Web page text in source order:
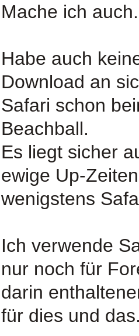
Mache ich auch.
Habe auch
Download an
Safari schon
Beachball.
Es liegt sicher
ewige Up-
wenigstens
Ich verwende
nur noch für
darin
für dies und